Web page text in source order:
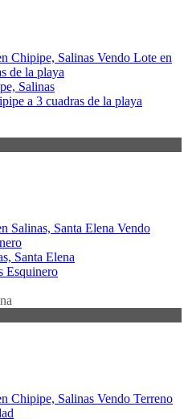
Salinas
a 3 cuadras de la playa
Santa Elena
Esquinero